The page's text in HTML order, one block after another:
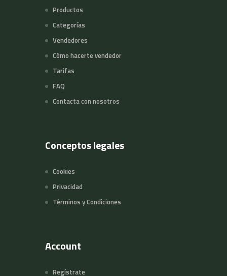
Productos
Categorías
Vendedores
Cómo hacerte vendedor
Tarifas
FAQ
Contacta con nosotros
Conceptos legales
Cookies
Privacidad
Términos y Condiciones
Account
Regístrate